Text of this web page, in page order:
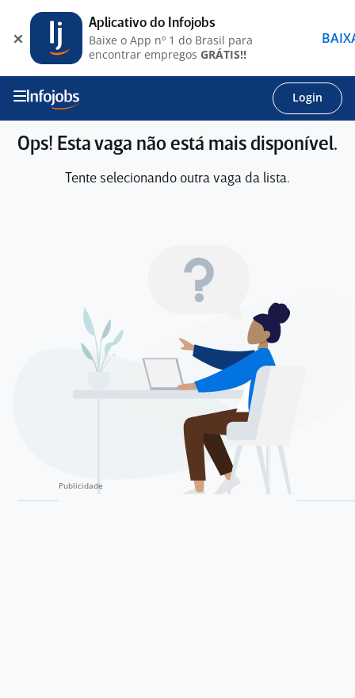
Login
Ops! Esta vaga não está mais disponível.
Tente selecionando outra vaga da lista.
Aplicativo do Infojobs
Baixe o App nº 1 do Brasil para
encontrar empregos GRÁTIS!!